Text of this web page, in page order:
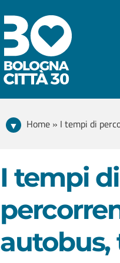
I tempi di
autobus,